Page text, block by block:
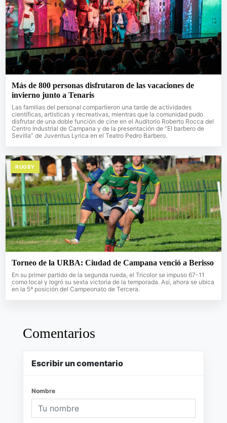
Más de 800 personas disfrutaron de las vacaciones de
invierno junto a Tenaris
Las familias del personal compartieron una tarde de actividades
científicas, artísticas y recreativas, mientras que la comunidad pudo
disfrutar de una doble función de cine en el Auditorio Roberto Rocca del
Centro Industrial de Campana y de la presentación de “El barbero de
Sevilla” de Juventus Lyrica en el Teatro Pedro Barbero.
RUGBY
Torneo de la URBA: Ciudad de Campana venció a Berisso
En su primer partido de la segunda rueda, el Tricolor se impuso 67-11
como local y logró su sexta victoria de la temporada. Así, ahora se ubica
en la 5ª posición del Campeonato de Tercera.
Comentarios
Escribir un comentario
Nombre